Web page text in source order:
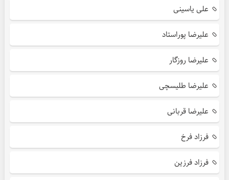
علی یاسینی
علیرضا پوراستاد
علیرضا روزگار
علیرضا طلیسچی
علیرضا قربانی
فرزاد فرخ
فرزاد فرزین